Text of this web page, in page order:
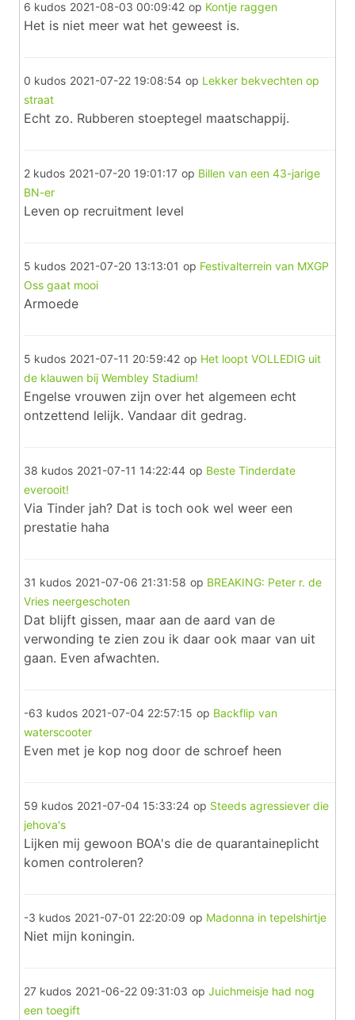
6 kudos 2021-08-03 00:09:42 op Kontje raggen
Het is niet meer wat het geweest is.
0 kudos 2021-07-22 19:08:54 op Lekker bekvechten op
straat
Echt zo. Rubberen stoeptegel maatschappij.
2 kudos 2021-07-20 19:01:17 op Billen van een 43-jarige
BN-er
Leven op recruitment level
5 kudos 2021-07-20 13:13:01 op Festivalterrein van MXGP
Oss gaat mooi
Armoede
5 kudos 2021-07-11 20:59:42 op Het loopt VOLLEDIG uit
de klauwen bij Wembley Stadium!
Engelse vrouwen zijn over het algemeen echt
ontzettend lelijk. Vandaar dit gedrag.
38 kudos 2021-07-11 14:22:44 op Beste Tinderdate
everooit!
Via Tinder jah? Dat is toch ook wel weer een
prestatie haha
31 kudos 2021-07-06 21:31:58 op BREAKING: Peter r. de
Vries neergeschoten
Dat blijft gissen, maar aan de aard van de
verwonding te zien zou ik daar ook maar van uit
gaan. Even afwachten.
-63 kudos 2021-07-04 22:57:15 op Backflip van
waterscooter
Even met je kop nog door de schroef heen
59 kudos 2021-07-04 15:33:24 op Steeds agressiever die
jehova's
Lijken mij gewoon BOA's die de quarantaineplicht
komen controleren?
-3 kudos 2021-07-01 22:20:09 op Madonna in tepelshirtje
Niet mijn koningin.
27 kudos 2021-06-22 09:31:03 op Juichmeisje had nog
een toegift